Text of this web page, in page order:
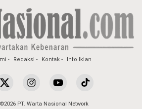
Redaksi Kontak Info Iklan
PT. Warta Nasional Network